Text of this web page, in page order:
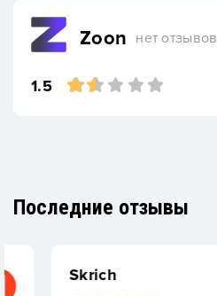
Zoon нет отзывов
1.5
Последние отзывы
Skrich